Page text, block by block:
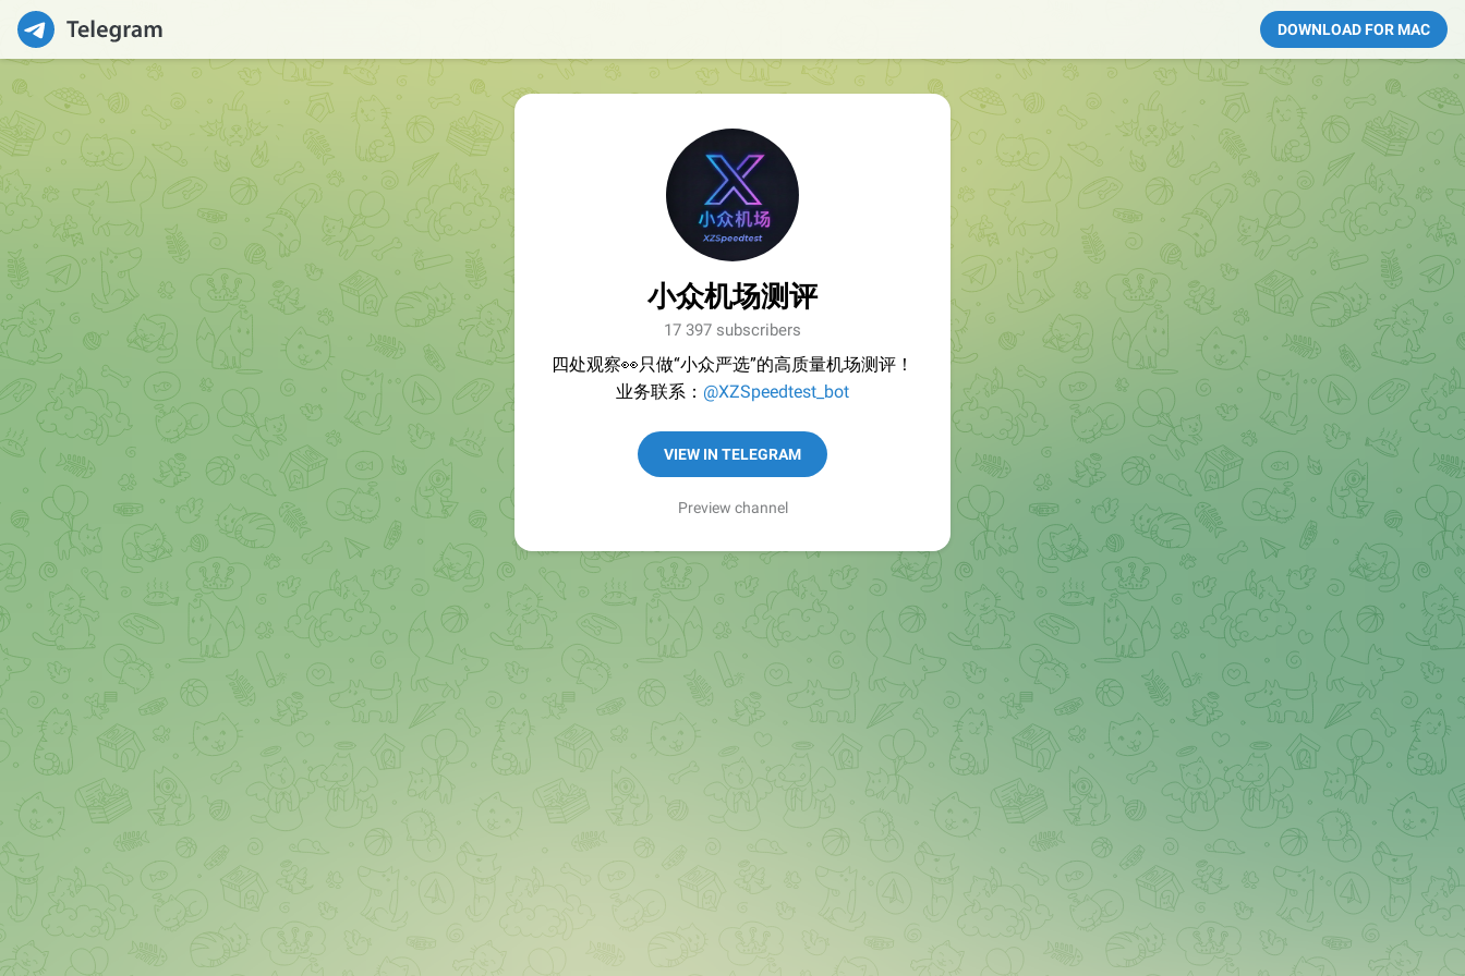
DOWNLOAD FOR MAC
小众机场测评
17 397 subscribers
四处观察👀只做“小众严选”的高质量机场测评！
业务联系： @XZSpeedtest_bot
VIEW IN TELEGRAM
Preview channel